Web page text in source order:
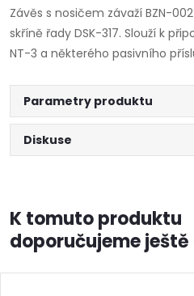
Závěs s nosičem závaží BZN-
skříně řady DSK-317. Slouží k
NT-3 a některého pasivního
Parametry produktu
Diskuse
K tomuto produktu
doporučujeme